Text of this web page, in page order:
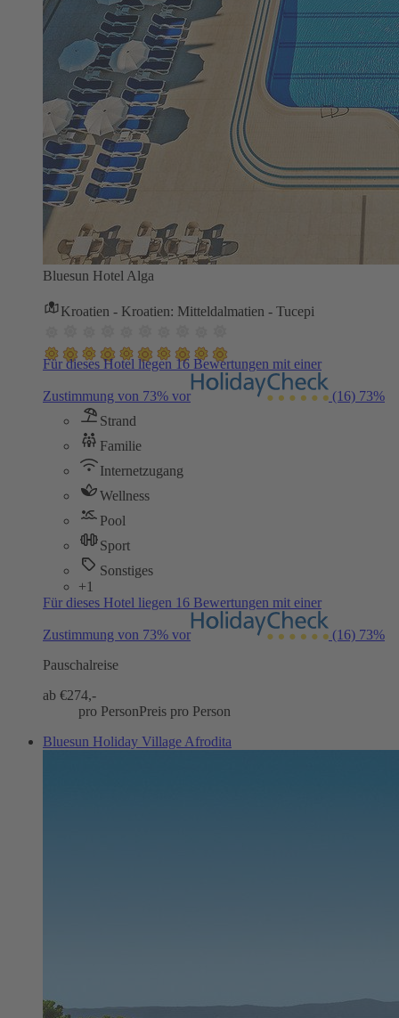
Bluesun Hotel Alga
Kroatien - Kroatien: Mitteldalmatien - Tucepi
Für dieses Hotel liegen 16 Bewertungen mit einer
Zustimmung von 73% vor (16) 73%
Strand
Familie
Internetzugang
Wellness
Pool
Sport
Sonstiges
+1
Für dieses Hotel liegen 16 Bewertungen mit einer
Zustimmung von 73% vor (16) 73%
Pauschalreise
ab €274,-
pro PersonPreis pro Person
Bluesun Holiday Village Afrodita